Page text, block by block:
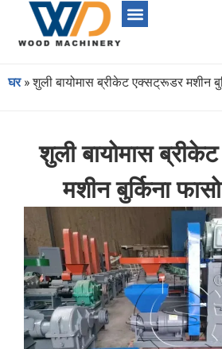
घर»शुली बायोमास ब्रीकेट एक्सट्रूडर मशीन
शुली बायोमास
मशीन बुर्किना